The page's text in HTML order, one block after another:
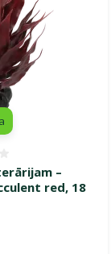
–
red, 18
cena